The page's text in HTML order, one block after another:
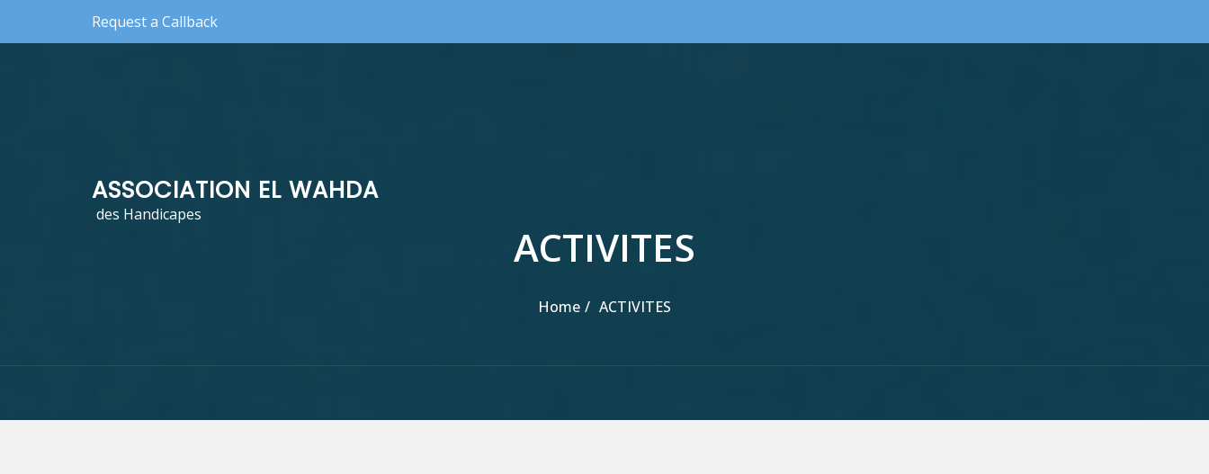
Skip to the contentRequest a Callback
ASSOCIATION EL WAHDA
des Handicapes
ACTIVITES
Home ACTIVITES